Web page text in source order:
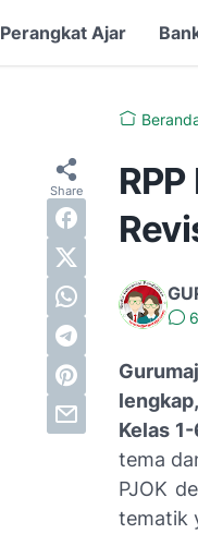
Perangkat Ajar
6
Kelas
tema
PJOK
tematik